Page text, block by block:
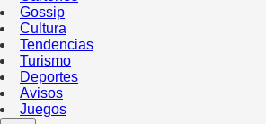
Gossip
Cultura
Tendencias
Turismo
Deportes
Avisos
Juegos